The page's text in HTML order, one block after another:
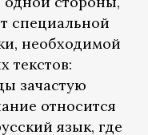
специальной
необходимой
текстов:
зачастую
относится
язык, где